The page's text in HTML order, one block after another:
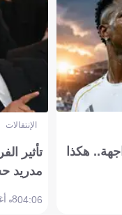
هكذا
الإنتقالات
تأثير
مدريد
04:068 أغسطس 2026